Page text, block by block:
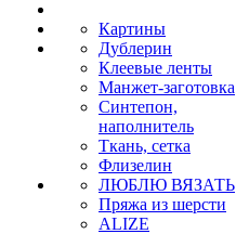
Картины
Дублерин
Клеевые ленты
Манжет-заготовка
Синтепон,
наполнитель
Ткань, сетка
Флизелин
ЛЮБЛЮ ВЯЗАТЬ
Пряжа из шерсти
ALIZE